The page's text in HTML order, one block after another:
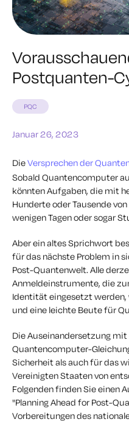
Postquanten-
PQC
Januar 26, 2023
DieVersprechen der
Sobald Quantencomputer
könnten Aufgaben, die mit
Hunderte oder Tausende
wenigen Tagen oder sogar
Aber ein altes Sprichwort
für das nächste Problem in
Post-Quantenwelt. Alle
Anmeldeinstrumente, die
Identität eingesetzt
und eine leichte Beute für
Die Auseinandersetzung
Quantencomputer-
Sicherheit als auch für das
Vereinigten Staaten von
Folgenden finden Sie einen
"Planning Ahead for Post-
Vorbereitungen des